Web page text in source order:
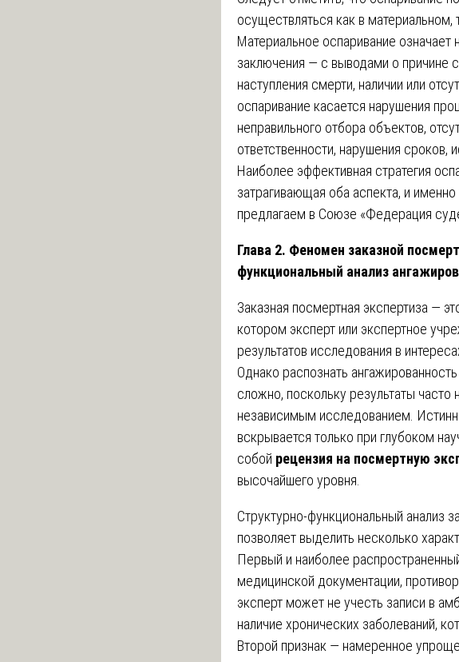
осуществляться как в
Материальное оспаривание
заключения — с выводами о причине
наступления смерти, наличии или
оспаривание касается нарушения
неправильного отбора объектов,
ответственности, нарушения сроков,
Наиболее эффективная стратегия
затрагивающая оба аспекта, и
предлагаем в Союзе «Федерация
Глава 2. Феномен заказной
функциональный анализ
Заказная посмертная экспертиза —
котором эксперт или экспертное
результатов исследования в
Однако распознать
сложно, поскольку результаты
независимым исследованием.
вскрывается только при глубоком
собой рецензия на посмертную
высочайшего уровня.
Структурно-функциональный анализ
позволяет выделить несколько
Первый и наиболее
медицинской документации,
эксперт может не учесть записи в
наличие хронических заболеваний,
Второй признак — намеренное